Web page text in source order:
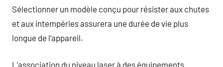
Sélectionner un modèle conçu pour résister aux chutes
et aux intempéries assurera une durée de vie plus
longue de l’appareil.
L’association du niveau laser à des équipements